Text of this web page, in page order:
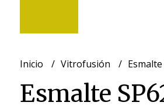
Inicio Vitrofusión
Esmalte